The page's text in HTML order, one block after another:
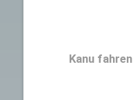
Kanu fahren